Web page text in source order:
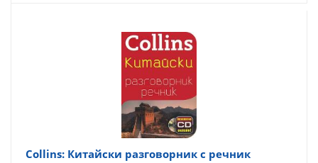
Collins: Китайски разговорник с речник